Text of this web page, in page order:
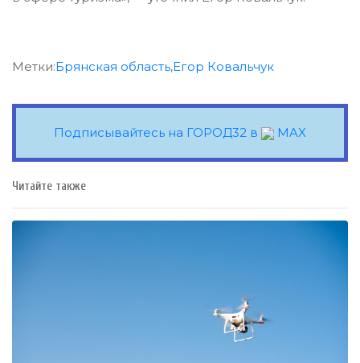
Метки:Брянская область,Егор Ковальчук
Подписывайтесь на ГОРОД32 в MAX
Читайте также